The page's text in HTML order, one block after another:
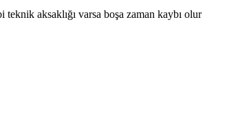
aksaklığı varsa boşa zaman kaybı olur